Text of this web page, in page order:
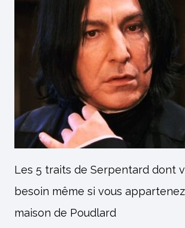
Les 5 traits de Serpentard dont
besoin même si vous
maison de Poudlard